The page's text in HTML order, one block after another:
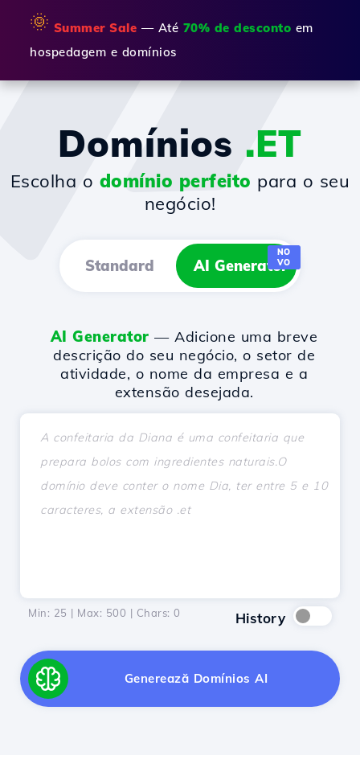
🌞 Summer Sale — Até 70% de desconto em
hospedagem e domínios
Domínios .ET
Escolha o domínio perfeito para o seu
negócio!
Standard AI Generator
NO
VO
AI Generator — Adicione uma breve
descrição do seu negócio, o setor de
atividade, o nome da empresa e a
extensão desejada.
Min: 25 | Max: 500 | Chars: 0 History
Generează Domínios AI